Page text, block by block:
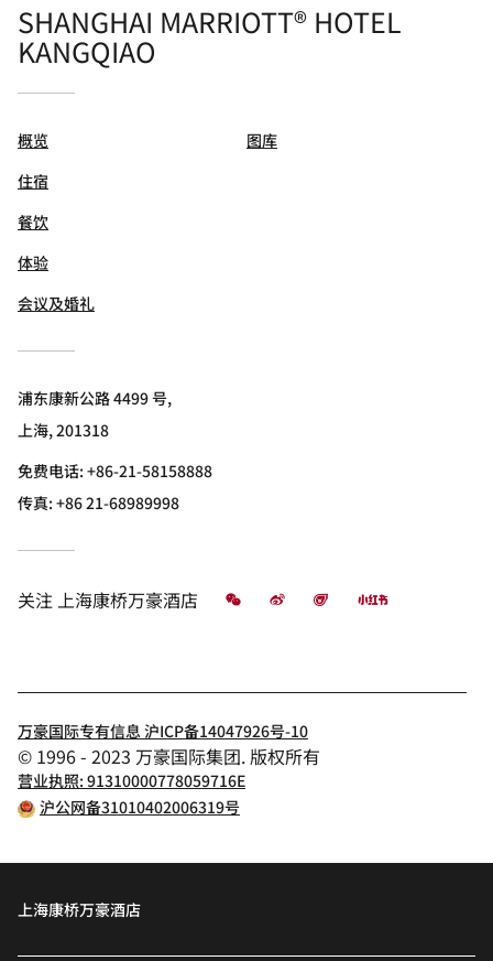
SHANGHAI MARRIOTT® HOTEL
KANGQIAO
概览
住宿
餐饮
体验
会议及婚礼
图库
浦东康新公路 4499 号,
上海, 201318
免费电话:+86-21-58158888
传真:+86 21-68989998
关注上海康桥万豪酒店 微信 微博 飞猪 小红书
万豪国际专有信息 沪ICP备14047926号-10
© 1996 - 2023 万豪国际集团. 版权所有
营业执照: 91310000778059716E
沪公网备31010402006319号
上海康桥万豪酒店